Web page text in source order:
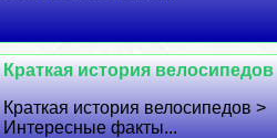
Краткая история велосипедов
Краткая история велосипедов >
Интересные факты...